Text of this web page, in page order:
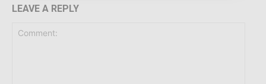
LEAVE A REPLY